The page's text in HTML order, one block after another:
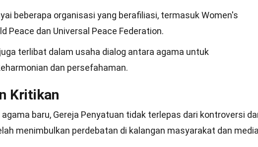
beberapa organisasi yang berafiliasi, termasuk Women's
Peace dan Universal Peace Federation.
terlibat dalam usaha dialog antara agama untuk
dan persefahaman.
Kritikan
baru, Gereja Penyatuan tidak terlepas dari kontroversi
menimbulkan perdebatan di kalangan masyarakat dan